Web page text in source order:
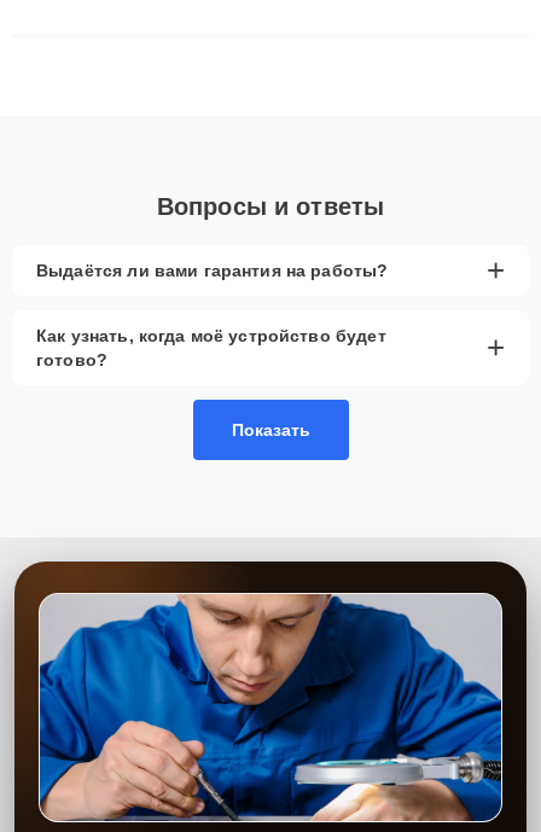
Вопросы и ответы
Выдаётся ли вами гарантия на работы? +
Как узнать, когда моё устройство будет
готово?
+
Показать